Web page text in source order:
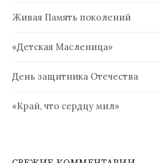
Живая Память поколений
«Детская Масленица»
День защитника Отечества
«Край, что сердцу мил»